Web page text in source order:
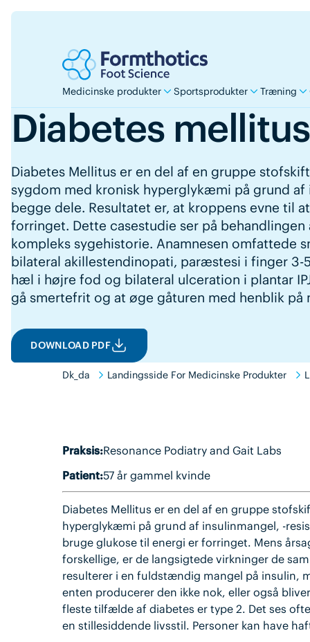
Medicinske produkter Sportsprodukter Træning
Diabetes
Diabetes Mellitus er en del af en gruppe
sygdom med kronisk hyperglykæmi på grund af
begge dele. Resultatet er, at kroppens evne til
forringet. Dette casestudie ser på
kompleks sygehistorie. Anamnesen omfattede
bilateral akillestendinopati, paræstesi i finger
hæl i højre fod og bilateral ulceration i plantar
gå smertefrit og at øge gåturen med henblik
DOWNLOAD PDF
Dk_da Landingsside For Medicinske Produkter
Praksis:Resonance Podiatry and Gait Labs
Patient:57 år gammel kvinde
Diabetes Mellitus er en del af en gruppe
hyperglykæmi på grund af insulinmangel, -
bruge glukose til energi er forringet. Mens
forskellige, er de langsigtede virkninger de
resulterer i en fuldstændig mangel på insulin,
enten producerer den ikke nok, eller også
fleste tilfælde af diabetes er type 2. Det ses
en stillesiddende livsstil. Personer kan have